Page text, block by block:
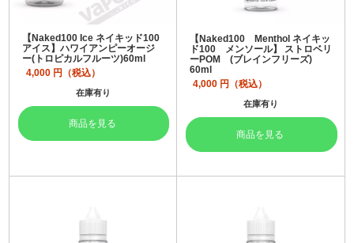
【Naked100 Ice ネイキッド100
アイス】ハワイアンピーオージ
ー(トロピカルフルーツ)60ml
4,000 円（税込）
在庫有り
商品を見る
【Naked100 Menthol ネイキッ
ド100 メンソール】 ストロベリ
ーPOM (ブレインフリーズ)
60ml
4,000 円（税込）
在庫有り
商品を見る